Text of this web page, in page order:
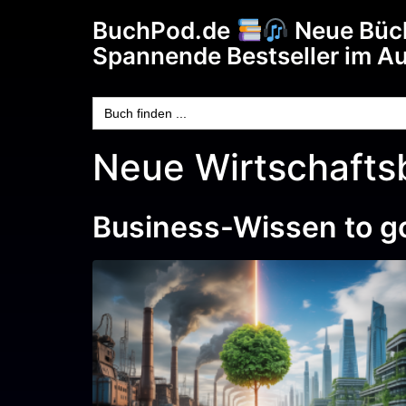
BuchPod.de
Neue
Spannende Bestseller im
Search
for:
Neue
Business-Wissen to